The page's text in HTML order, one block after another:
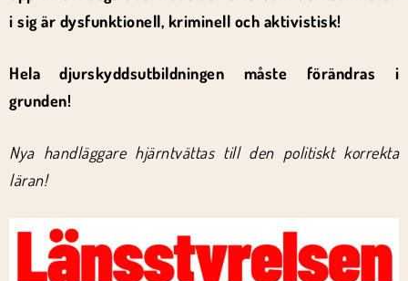
i sig är dysfunktionell, kriminell och aktivistisk!
Hela djurskyddsutbildningen måste förändras i
grunden!
Nya handläggare hjärntvättas till den politiskt korrekta
läran!